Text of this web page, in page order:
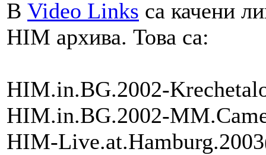
В Video Links са качени
HIM архива. Това са:
HIM.in.BG.2002-
HIM.in.BG.2002-
HIM-